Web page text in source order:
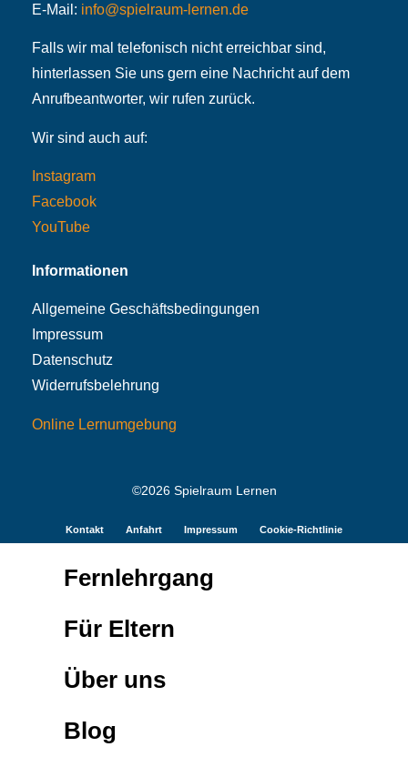
E-Mail: info@spielraum-lernen.de
Falls wir mal telefonisch nicht erreichbar sind,
hinterlassen Sie uns gern eine Nachricht auf dem
Anrufbeantworter, wir rufen zurück.
Wir sind auch auf:
Instagram
Facebook
YouTube
Informationen
Allgemeine Geschäftsbedingungen
Impressum
Datenschutz
Widerrufsbelehrung
Online Lernumgebung
©2026 Spielraum Lernen
Kontakt Anfahrt Impressum Cookie-Richtlinie
Fernlehrgang
Für Eltern
Über uns
Blog